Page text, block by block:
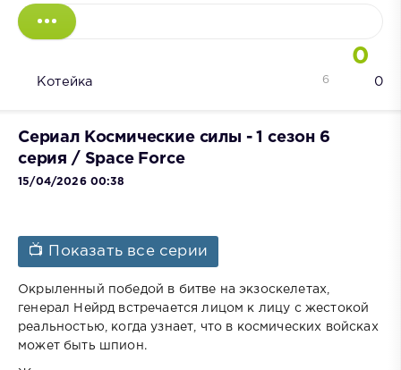
0
Котейка 0
6
Сериал Космические силы - 1 сезон 6
серия / Space Force
15/04/2026 00:38
📺 Показать все серии
Окрыленный победой в битве на экзоскелетах,
генерал Нейрд встречается лицом к лицу с жестокой
реальностью, когда узнает, что в космических войсках
может быть шпион.